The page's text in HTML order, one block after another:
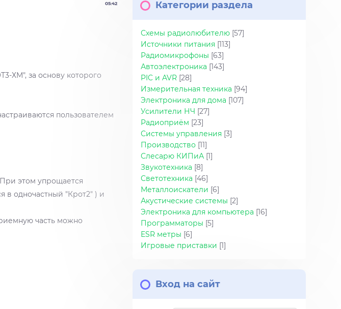
05:42
ХМ", за основу которого
пользователем
этом упрощается
в одночастный "Крот2" ) и
часть можно
Категории раздела
Схемы радиолюбителю [57]
Источники питания [113]
Радиомикрофоны [63]
Автоэлектроника [143]
PIC и AVR [28]
Измерительная техника [94]
Электроника для дома [107]
Усилители НЧ [27]
Радиоприём [23]
Системы управления [3]
Производство [11]
Слесарю КИПиА [1]
Звукотехника [8]
Светотехника [46]
Металлоискатели [6]
Акустические системы [2]
Электроника для компьютера [16]
Программаторы [5]
ESR метры [6]
Игровые приставки [1]
Вход на сайт